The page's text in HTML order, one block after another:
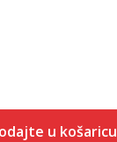
u košaricu